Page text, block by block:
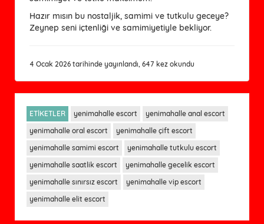
Hazır mısın bu nostaljik, samimi ve tutkulu geceye?
Zeynep seni içtenliği ve samimiyetiyle bekliyor.
4 Ocak 2026 tarihinde yayınlandı, 647 kez okundu
ETİKETLER yenimahalle escort
yenimahalle anal escort
yenimahalle oral escort
yenimahalle çift escort
yenimahalle samimi escort
yenimahalle tutkulu escort
yenimahalle saatlik escort
yenimahalle gecelik escort
yenimahalle sınırsız escort
yenimahalle vip escort
yenimahalle elit escort